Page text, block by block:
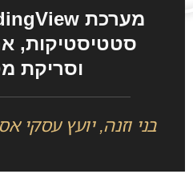
סטטיסטיקות,
וסריקת
בני וזנה, יועץ עסקי